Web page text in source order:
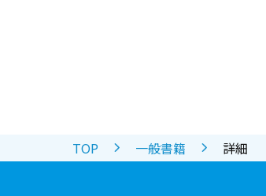
TOP 一般書籍 詳細